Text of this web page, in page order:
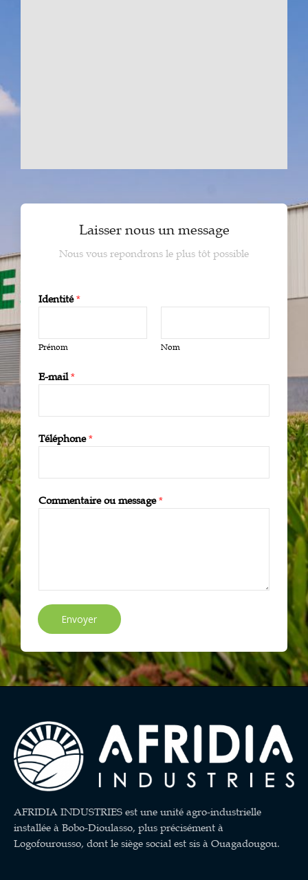
Laisser nous un message
Nous vous repondrons le plus tôt possible
Identité*
Prénom Nom
E-mail*
Téléphone*
Commentaire ou message*
Envoyer
AFRIDIA INDUSTRIES est une unité agro-industrielle
installée à Bobo-Dioulasso, plus précisément à
Logofourousso, dont le siège social est sis à Ouagadougou.